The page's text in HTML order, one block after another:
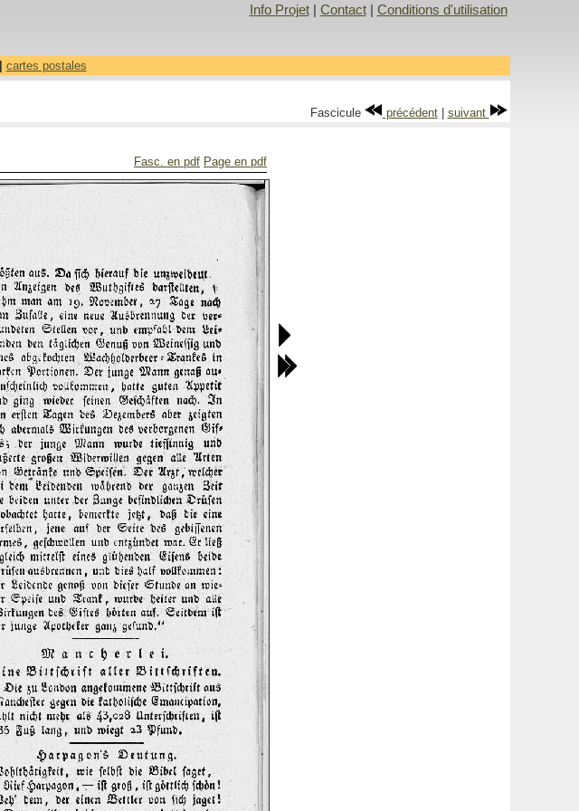
Info Projet| Contact| Conditions d'utilisation
cartes postales
Fascicule précédent| suivant
Fasc. en pdf Page en pdf